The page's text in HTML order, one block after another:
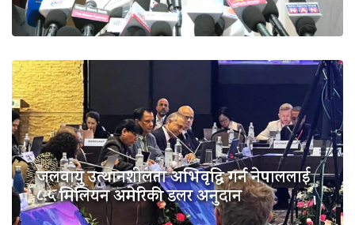
जलवायु उत्थानशीलता अभिवृद्धि गर्न नेपाललाई
८.५ मिलियन अमेरिकी डलर अनुदान